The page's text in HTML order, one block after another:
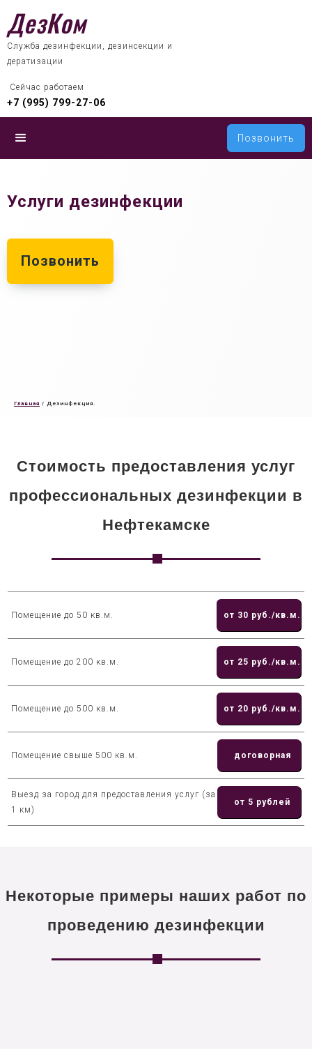
ДезКом
Служба дезинфекции, дезинсекции и
дератизации
Сейчас работаем
+7 (995) 799-27-06
Позвонить
Услуги дезинфекции
Позвонить
Главная / Дезинфекция.
Стоимость предоставления услуг
профессиональных дезинфекции в
Нефтекамске
Помещение до 50 кв.м. от 30 руб./кв.м.
Помещение до 200 кв.м. от 25 руб./кв.м.
Помещение до 500 кв.м. от 20 руб./кв.м.
Помещение свыше 500 кв.м. договорная
Выезд за город для предоставления услуг (за
1 км)
от 5 рублей
Некоторые примеры наших работ по
проведению дезинфекции